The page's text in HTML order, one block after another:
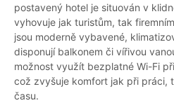
postavený hotel je situován v
vyhovuje jak turistům, tak
jsou moderně vybavené,
disponují balkonem či vířivou
možnost využít bezplatné Wi-Fi
což zvyšuje komfort jak při práci,
času.